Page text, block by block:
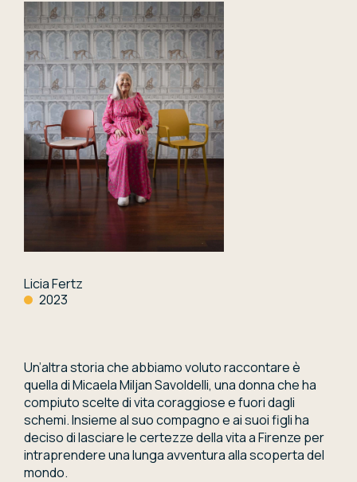
Licia Fertz
2023
Un’altra storia che abbiamo voluto raccontare è
quella di Micaela Miljan Savoldelli, una donna che ha
compiuto scelte di vita coraggiose e fuori dagli
schemi. Insieme al suo compagno e ai suoi figli ha
deciso di lasciare le certezze della vita a Firenze per
intraprendere una lunga avventura alla scoperta del
mondo.